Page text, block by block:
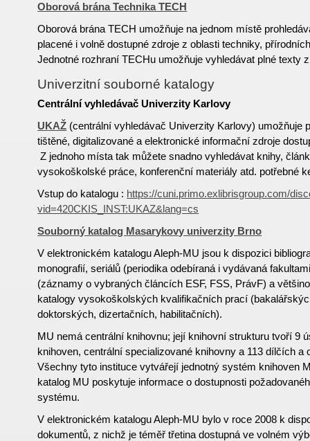
Oborová brána Technika TECH
Oborová brána TECH umožňuje na jednom místě
placené i volnědostupné zdroje z oblasti techniky,
Jednotné rozhraní TECHu umožňuje vyhledávat plné texty
Univerzitní souborné katalogy
Centrální vyhledávač Univerzity Karlovy
UKAŽ (centrální vyhledávač Univerzity Karlovy) umožňuje
tištěné, digitalizované a elektronické informační zdroje
Z jednoho místa tak můžete snadno vyhledávat knihy,
vysokoškolské práce, konferenční materiály atd. potřebné
Vstup do katalogu : https://cuni.primo.exlibrisgroup.com/
vid=420CKIS_INST:UKAZ&lang=cs
Souborný katalog Masarykovy univerzity Brno
V elektronickém katalogu Aleph-MU jsou k dispozici
monografií, seriálů (periodika odebíraná i vydávaná
(záznamy o vybraných článcích ESF, FSS, PrávF) a
katalogy vysokoškolských kvalifikačních prací
doktorských, dizertačních, habilitačních).
MU nemá centrální knihovnu; její knihovní strukturu tvoří 9
knihoven, centrální specializované knihovny a 113 dílčích a
Všechny tyto instituce vytvářejí jednotný systém knihoven
katalog MU poskytuje informace o dostupnosti
systému.
V elektronickém katalogu Aleph-MU bylo v roce 2008 k
dokumentů, z nichž je téměř třetina dostupná ve volném